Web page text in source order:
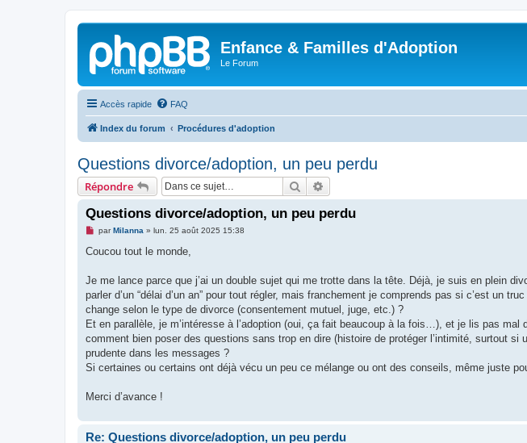
Enfance & Familles d'Adoption
Le Forum
Accès rapide FAQ
Index du forum Procédures d'adoption
Questions divorce/adoption, un peu perdu
Répondre Rechercher
Questions divorce/adoption, un peu perdu
M
s
g
n
o
l
u
parMilanna » lun. 25 août 2025 15:38
Coucou tout le monde,
Je me lance parce que j’ai un double sujet qui me trotte dans la tête. Déjà, je suis en plein
parler d’un “délai d’un an” pour tout régler, mais franchement je comprends pas si c’est un
change selon le type de divorce (consentement mutuel, juge, etc.) ?
Et en parallèle, je m’intéresse à l’adoption (oui, ça fait beaucoup à la fois…), et je lis pas
comment bien poser des questions sans trop en dire (histoire de protéger l’intimité, surtout
prudente dans les messages ?
Si certaines ou certains ont déjà vécu un peu ce mélange ou ont des conseils, même juste
Merci d’avance !
Re: Questions divorce/adoption, un peu perdu